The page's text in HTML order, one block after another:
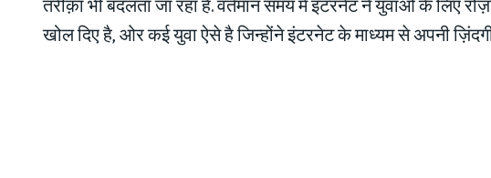
खोल दिए है, ओर कई युवा ऐसे है जिन्होंने इंटरनेट के माध्यम से अपनी